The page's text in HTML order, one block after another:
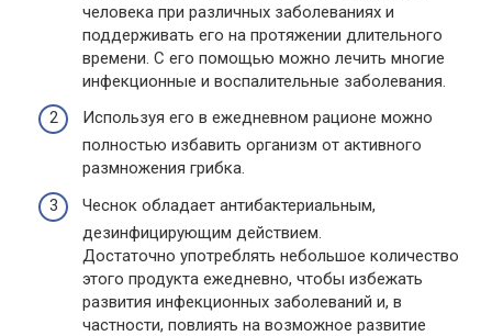
человека при различных заболеваниях и
поддерживать его на протяжении длительного
времени. С его помощью можно лечить многие
инфекционные и воспалительные заболевания.
Используя его в ежедневном рационе можно
полностью избавить организм от активного
размножения грибка.
Чеснок обладает антибактериальным,
дезинфицирующим действием.
Достаточно употреблять небольшое количество
этого продукта ежедневно, чтобы избежать
развития инфекционных заболеваний и, в
частности, повлиять на возможное развитие